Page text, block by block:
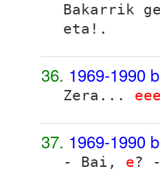
Bakarrik
eta!.
36. 1969-1990
Zera... eee
37. 1969-1990
- Bai, e?